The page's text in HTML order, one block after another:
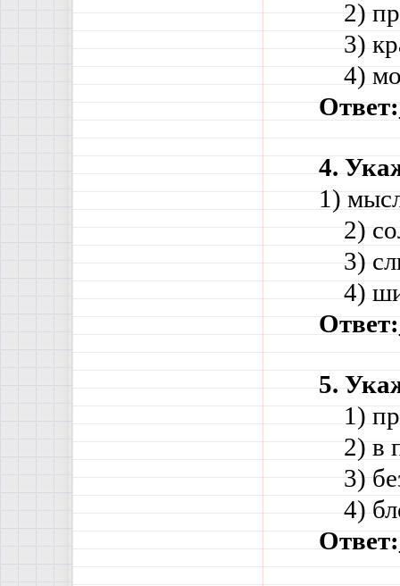
2)
3)
4)
4.
1)
2)
3)
4)
5.
1)
2) в
3)
4)